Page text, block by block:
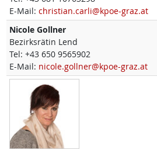
E-Mail: christian.carli@kpoe-graz.at
Nicole Gollner
Bezirksrätin Lend
Tel: +43 650 9565902
E-Mail: nicole.gollner@kpoe-graz.at